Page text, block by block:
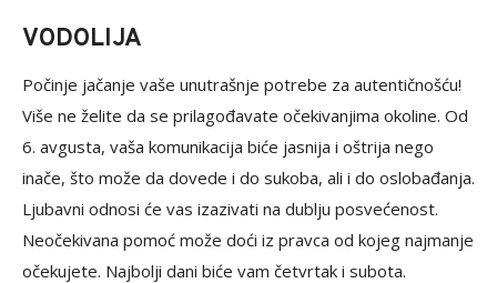
VODOLIJA
Počinje jačanje vaše unutrašnje potrebe za autentičnošću!
Više ne želite da se prilagođavate očekivanjima okoline. Od
6. avgusta, vaša komunikacija biće jasnija i oštrija nego
inače, što može da dovede i do sukoba, ali i do oslobađanja.
Ljubavni odnosi će vas izazivati na dublju posvećenost.
Neočekivana pomoć može doći iz pravca od kojeg najmanje
očekujete. Najbolji dani biće vam četvrtak i subota.